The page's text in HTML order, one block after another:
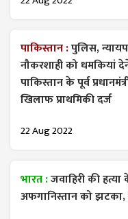
पाकिस्तान :पुलिस,
नौकरशाही को धमकियां
पाकिस्तान के पूर्व
खिलाफ प्राथमिकी दर्ज
22 Aug 2022
भारत :जवाहिरी की
अफगानिस्तान को झटका,